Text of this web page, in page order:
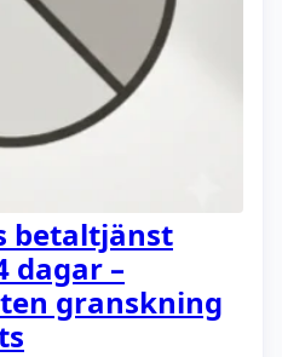
betaltjänst
dagar –
granskning